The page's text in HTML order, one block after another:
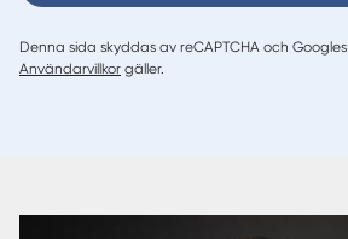
Denna sida skyddas av reCAPTCHA och Googles
Användarvillkor gäller.